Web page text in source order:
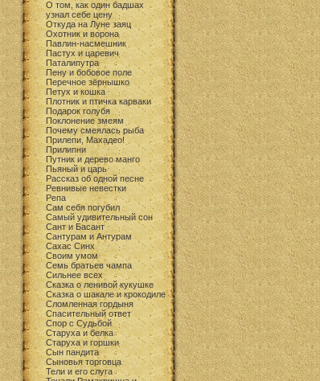
О том, как один бадшах
узнал себе цену
Откуда на Луне заяц
Охотник и ворона
Павлин-насмешник
Пастух и царевич
Паталипутра
Пену и бобовое поле
Перечное зёрнышко
Петух и кошка
Плотник и птичка карваки
Подарок голубя
Поклонение змеям
Почему смеялась рыба
Прилепи, Махадео!
Прилипни
Путник и дерево манго
Пьяный и царь
Рассказ об одной песне
Ревнивые невестки
Репа
Сам себя погубил
Самый удивительный сон
Сант и Басант
Сантурам и Антурам
Сахас Синх
Своим умом
Семь братьев чампа
Сильнее всех
Сказка о ленивой кукушке
Сказка о шакале и крокодиле
Сломленная гордыня
Спасительный ответ
Спор с Судьбой
Старуха и белка
Старуха и горшки
Сын пандита
Сыновья торговца
Тели и его слуга